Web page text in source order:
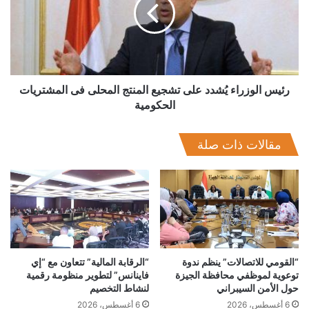
وأضاف شاكر تولي اورنچ اهتمامًا كبيرًا بالاستثمار في الشباب،
وبالذات في مجال التعليم والتدريب الأمر الذي يساهم في التأهيل
المناسب لمتطلبات سوق العمل وخلق كوادر بشرية قادرة على
الإنتاج والابتكار في المجالات المختلفة والذي ينعكس بالإيجاب في
الحد من نسب البطالة وتوسيع دوائر التوظيف والتشغيل وجذب
المزيد من الاستثمارات إلى السوق المصرية.
المشتريات
الحكومية
رئيس الوزراء يُشدد على تشجيع المنتج المحلى فى المشتريات
الحكومية
مقالات ذات صلة
“القومي للاتصالات” ينظم ندوة
توعوية لموظفي محافظة الجيزة
حول الأمن السيبراني
6 أغسطس، 2026
“الرقابة المالية” تتعاون مع “إي
فاينانس” لتطوير منظومة رقمية
لنشاط التخصيم
6 أغسطس، 2026